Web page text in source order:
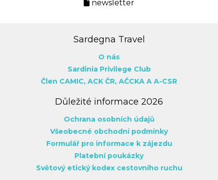
newsletter
Sardegna Travel
O nás
Sardinia Privilege Club
Člen CAMIC, ACK ČR, AČCKA A A-CSR
Důležité informace 2026
Ochrana osobních údajů
Všeobecné obchodní podmínky
Formulář pro informace k zájezdu
Platební poukázky
Světový etický kodex cestovního ruchu